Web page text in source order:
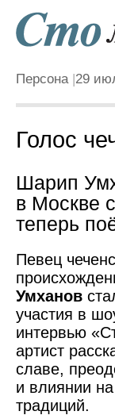
Персона 29
Голос
Шарип
в Москве
теперь
Певец
Умханов
участия в
интервью
артист
славе,
и влиянии
традиций.